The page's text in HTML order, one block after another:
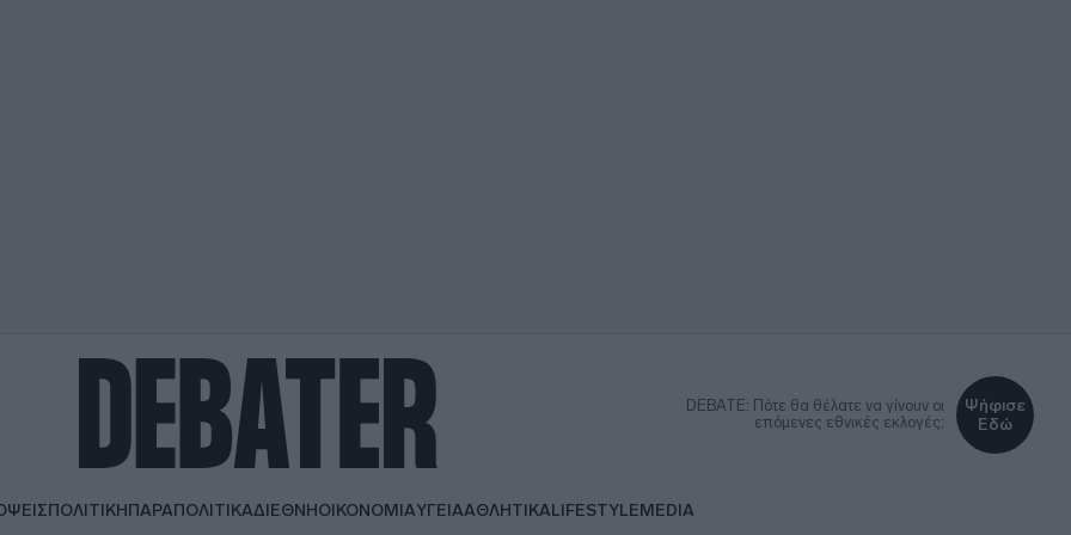
DEBATE: Πότε θα θέλατε να γίνουν οι
επόμενες εθνικές εκλογές;
Ψήφισε
Εδώ
ΠΟΛΙΤΙΚΗΠΑΡΑΠΟΛΙΤΙΚΑΔΙΕΘΝΗΟΙΚΟΝΟΜΙΑΥΓΕΙΑΑΘΛΗΤΙΚΑLIFESTYLEMEDIA